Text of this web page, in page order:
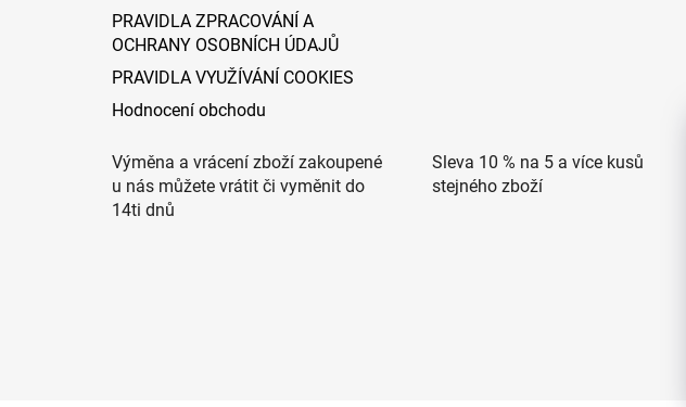
PRAVIDLA ZPRACOVÁNÍ A
OCHRANY OSOBNÍCH ÚDAJŮ
PRAVIDLA VYUŽÍVÁNÍ COOKIES
Hodnocení obchodu
Výměna a vrácení zboží zakoupené
u nás můžete vrátit či vyměnit do
14ti dnů
Sleva 10 % na 5 a více kusů
stejného zboží